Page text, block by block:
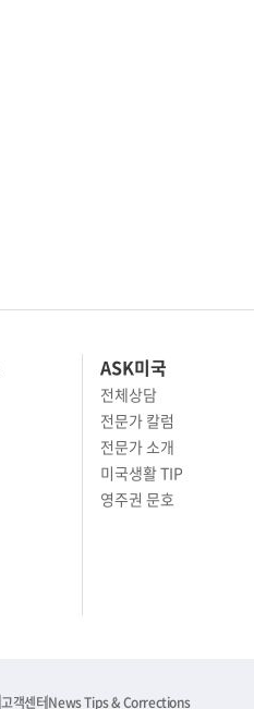
ASK미국
전체상담
전문가 칼럼
전문가 소개
미국생활 TIP
영주권 문호
고객센터News Tips & Corrections